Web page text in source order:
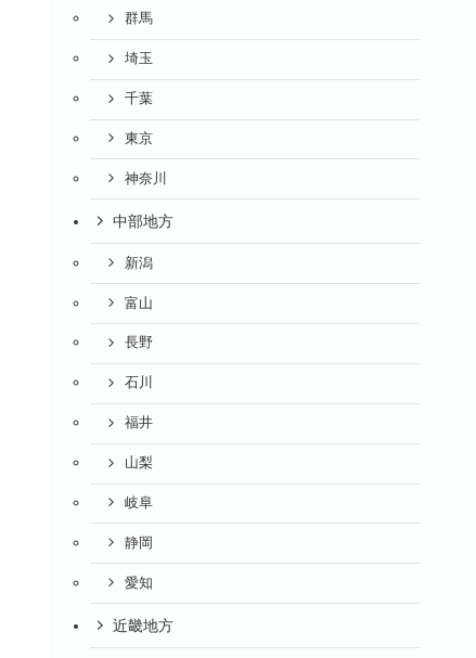
群馬
埼玉
千葉
東京
神奈川
中部地方
新潟
富山
長野
石川
福井
山梨
岐阜
静岡
愛知
近畿地方